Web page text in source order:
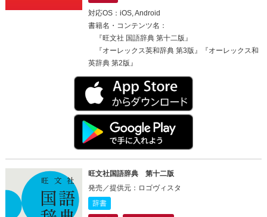
対応OS：iOS, Android
書籍名・コンテンツ名：
『旺文社 国語辞典 第十二版』
『オーレックス英和辞典 第3版』『オーレックス和
英辞典 第2版』
旺文社国語辞典 第十二版
発売／提供元：ロゴヴィスタ
辞書